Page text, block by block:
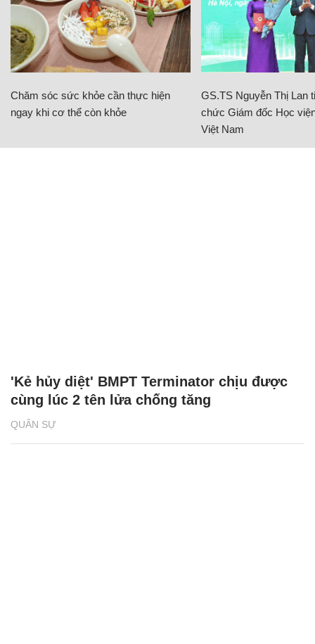
Chăm sóc sức khỏe cần thực hiện
ngay khi cơ thể còn khỏe
GS.TS Nguyễn Thị Lan
chức Giám đốc Học
Việt Nam
QUÂN SỰ
'Kẻ hủy diệt' BMPT Terminator chịu được
cùng lúc 2 tên lửa chống tăng